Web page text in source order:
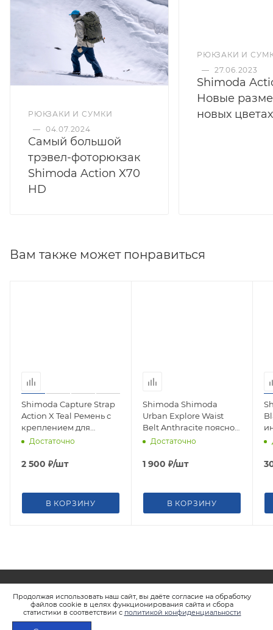
Продолжая использовать наш сайт, вы даёте согласие на обработку
файлов cookie в целях функционирования сайта и сбора
статистики в соответствии с политикой конфиденциальности
РЮКЗАКИ И СУМКИ
— 04.07.2024
Самый большой
трэвел-фоторюкзак
Shimoda Action X70
HD
Вам также может понравиться
Shimoda Capture Strap
Action X Teal Ремень с
креплением для
быстросъемной
Достаточно
2 500 ₽/шт
В КОРЗИНУ
Shimoda Shimoda
Urban Explore Waist
Belt Anthracite поясной
ремень 520-522
Достаточно
1 900 ₽/шт
В КОРЗИНУ
ПОДПИСАТЬСЯ НА РАССЫЛКУ